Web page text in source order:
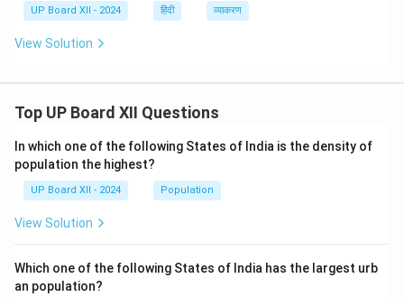
UP Board XII - 2024 हिंदी व्याकरण
View Solution
Top UP Board XII Questions
In which one of the following States of India is the density of
population the highest?
UP Board XII - 2024 Population
View Solution
Which one of the following States of India has the largest urb
an population?